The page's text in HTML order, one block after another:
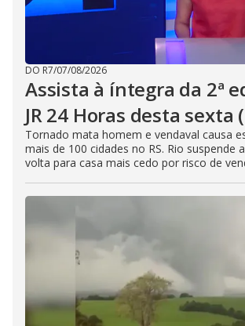
DO R7/07/08/2026
Assista à íntegra da 2ª
JR 24 Horas desta sexta
Tornado mata homem e vendaval causa
mais de 100 cidades no RS. Rio suspende
volta para casa mais cedo por risco de